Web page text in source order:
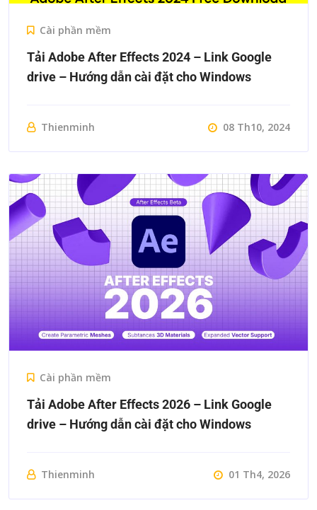
Cài phần mềm
Tải Adobe After Effects 2024 – Link Google
drive – Hướng dẫn cài đặt cho Windows
Thienminh 08 Th10, 2024
Cài phần mềm
Tải Adobe After Effects 2026 – Link Google
drive – Hướng dẫn cài đặt cho Windows
Thienminh 01 Th4, 2026